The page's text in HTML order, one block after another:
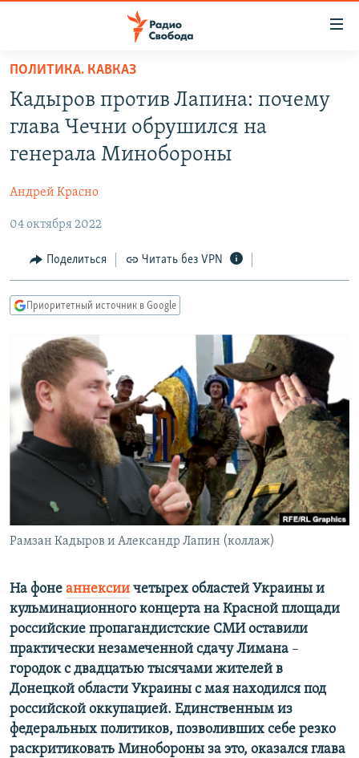
упрощенного
доступа
Вернуться
основному
Вернутся
навигации
Вернутся
поиску
ПОДКАСТЫ
АВТОРСКИЕ ПРОЕКТЫ
МНЕНИЯ
КУЛЬТУРА
IDEL.РЕАЛИИ
СЕВЕР.РЕАЛИИ
СИБИРЬ.РЕАЛИИ
РАСПИСАНИЕ ВЕЩАНИЯ
ПОДПИШИТЕСЬ НА РАССЫЛКУ
СОЦИАЛЬНЫЕ СЕТИ
ПОЛИТИКА. КАВКАЗ
Кадыров против Лапина: почему
глава Чечни обрушился на
генерала Минобороны
Андрей Красно
04 октября 2022
Поделиться Читать без VPN
Приоритетный источник в Google
Рамзан Кадыров и Александр Лапин (коллаж)
На фоне аннексии четырех областей Украины и
кульминационного концерта на Красной площади
российские пропагандистские СМИ оставили
практически незамеченной сдачу Лимана –
городок с двадцатью тысячами жителей в
Донецкой области Украины с мая находился под
российской оккупацией. Единственным из
федеральных политиков, позволивших себе резко
раскритиковать Минобороны за это, оказался глава